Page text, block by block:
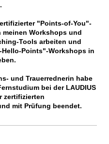
"Points-of-You"-
Workshops und
Tools arbeiten und
Points"-Workshops in
und Trauerrednerin habe
bei der LAUDIUS
zertifizierten
mit Prüfung beendet.